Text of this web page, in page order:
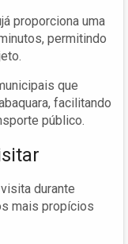
proporciona uma
permitindo
que
facilitando
público.
durante
mais propícios